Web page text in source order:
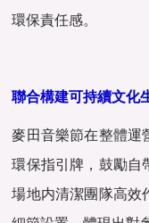
環保責任感。
聯合構建可持續文化
麥田音樂節在整體運
環保指引牌，鼓勵自
場地内清潔團隊高效